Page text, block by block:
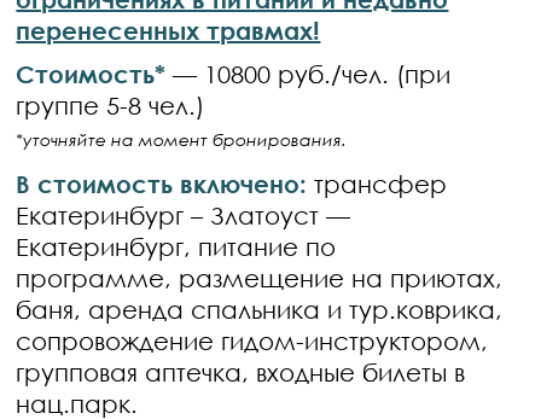
перенесенных травмах!
Стоимость* — 10800 руб./чел. (при
группе 5-8 чел.)
*уточняйте на момент бронирования.
В стоимость включено:трансфер
Екатеринбург – Златоуст —
Екатеринбург, питание по
программе, размещение на приютах,
баня, аренда спальника и тур.коврика,
сопровождение гидом-инструктором,
групповая аптечка, входные билеты в
нац.парк.